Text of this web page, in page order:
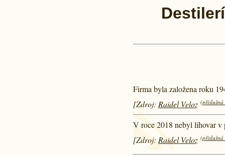
Firma byla založena roku
[Zdroj: Raidel Veloz
V roce 2018 nebyl lihovar v
[Zdroj: Raidel Veloz